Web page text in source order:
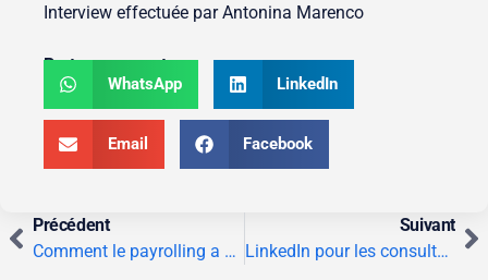
Interview effectuée par Antonina Marenco
Partager ce post :
WhatsApp LinkedIn
Email Facebook
Précédent
Comment le payrolling a catalysé une carrière de consultant en data
Suivant
LinkedIn pour les consultants en 2026 : pourquoi votre visibilité n’est plus optionnelle